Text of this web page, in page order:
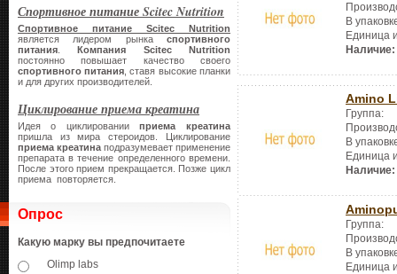
Спортивное питание Scitec Nutrition
Спортивное питание Scitec Nutrition
является лидером рынка спортивного
питания .Компания Scitec Nutrition
постоянно повышает качество своего
спортивного питания , ставя высокие планки
и для других производителей.
Циклирование приема креатина
Идея о циклированииприема креатина
пришла из мира стероидов. Циклирование
приема креатина подразумевает применение
препарата в течение определенного времени.
После этого прием прекращается. Позже цикл
приема повторяется.
Опрос
Какую марку вы предпочитаете
Olimp labs
В
Единица
Наличие:
Amino
Группа:
В
Единица
Наличие:
Группа:
В
Единица